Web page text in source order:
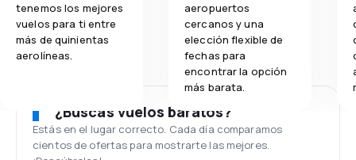
tenemos los mejores
vuelos para ti entre
más de quinientas
aerolíneas.
aeropuertos
cercanos y una
elección flexible de
fechas para
encontrar la opción
más barata.
¿Buscas vuelos baratos?
Estás en el lugar correcto. Cada día comparamos
cientos de ofertas para mostrarte las mejores.